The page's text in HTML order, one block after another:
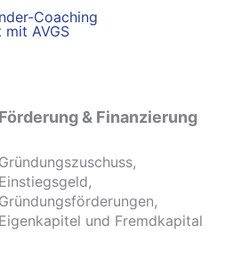
Coaching
AVGS
Förderung & Finanzierung
Gründungszuschuss,
Einstiegsgeld,
Gründungsförderungen,
Eigenkapitel und Fremdkapital